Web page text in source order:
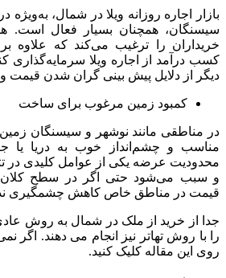
بازار اجاره روزانه ویلا در شمال، به‌ویژه
سیسنگان، همچنان بسیار فعال است.
خریداران را ترغیب می‌کند که علاوه
کسب درآمد از اجاره ویلا سرمایه‌گذاری
دیگر از دلایل پیش بینی گران شدن قیمت
کمبود زمین مرغوب برای ساخت
در مناطقی مانند نوشهر و سیسنگان
مناسب و چشم‌انداز خوب به دریا یا
محدودیت عرضه یکی از عوامل کلیدی در
و سبب می‌شود حتی اگر در سطح کلان
قیمت در مناطق خاص کاهش چشمگیری
جدا از خرید از ملک در شمال به روش
را با روش تهاتر نیز انجام می دهند. اگر
روی این مقاله کلیک کنید.